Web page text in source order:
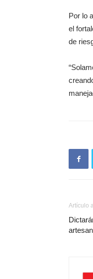
Por lo
el
de
Artículo